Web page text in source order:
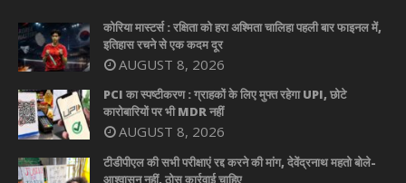
कोरिया मास्टर्स : रक्षिता को हरा अश्मिता चालिहा पहली बार फाइनल में,
इतिहास रचने से एक कदम दूर
AUGUST 8, 2026
PCI का स्पष्टीकरण : ग्राहकों के लिए मुफ्त रहेगा UPI, छोटे
कारोबारियों पर भी MDR नहीं
AUGUST 8, 2026
टीडीपीएल की सभी परीक्षाएं रद्द करने की मांग, देवेंद्रनाथ महतो बोले-
आश्वासन नहीं, ठोस कार्रवाई चाहिए